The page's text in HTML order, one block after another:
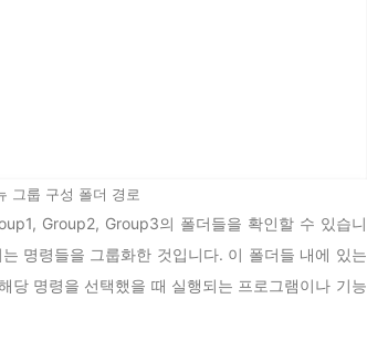
그룹 구성 폴더 경로
Group2, Group3의 폴더들을 확인할 수 있습니
명령들을 그룹화한 것입니다. 이 폴더들 내에 있는
당 명령을 선택했을 때 실행되는 프로그램이나 기능